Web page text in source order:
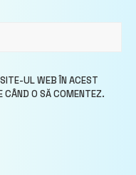
UL WEB ÎN ACEST
CÂND O SĂ COMENTEZ.